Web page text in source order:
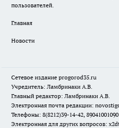
пользователей.
Главная
Новости
Сетевое издание progorod35.ru
Учредитель: Ламбринаки А.В.
Главный редактор: Ламбринаки А.В.
Электронная почта редакции:
Телефоны: 8(8212)39-14-42, 89041001090
Электронная для других вопросов: